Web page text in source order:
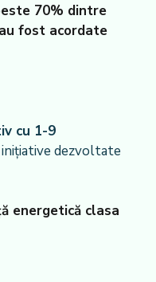
70% dintre
fost acordate
cu 1-9
dezvoltate
energetică clasa